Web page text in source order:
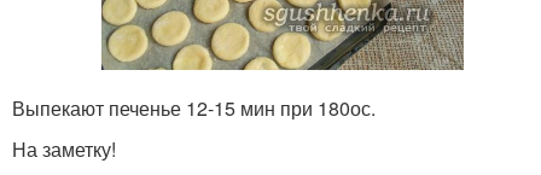
Выпекают печенье 12-15 мин при 180ос.
На заметку!